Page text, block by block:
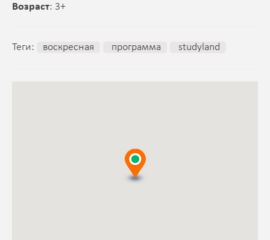
Возраст: 3+
Теги: воскресная программа studyland